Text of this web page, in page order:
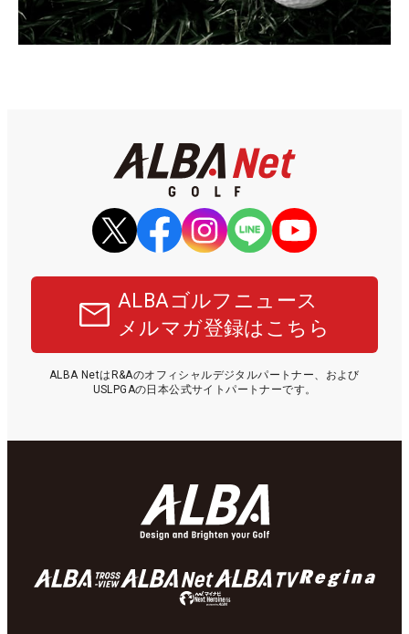
ALBAゴルフニュース
メルマガ登録はこちら
ALBA NetはR&Aのオフィシャルデジタルパートナー、および
USLPGAの日本公式サイトパートナーです。